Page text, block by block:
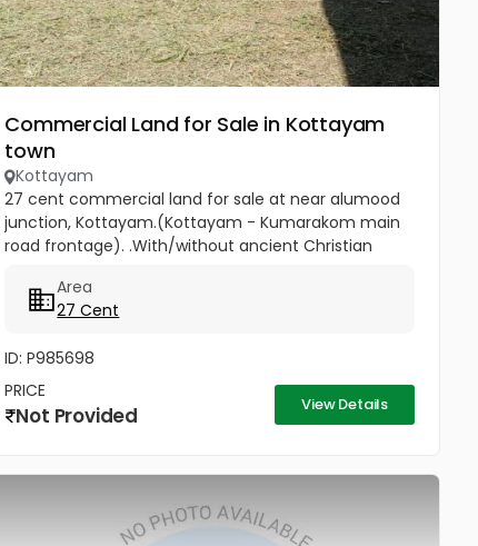
Commercial Land for Sale in Kottayam
town
Kottayam
27 cent commercial land for sale at near alumood
junction, Kottayam.(Kottayam - Kumarakom main
road frontage). .With/without ancient Christian
antique furniture)...
Area
27 Cent
ID: P985698
PRICE
Not Provided View Details